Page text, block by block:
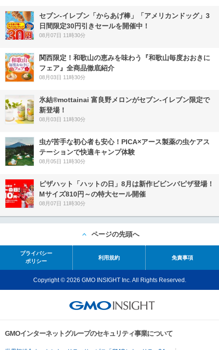
セブン‐イレブン「からあげ棒」「アメリカンドッグ」3
日間限定30円引きセールを開催中！
08月07日 11時30分
関西限定！和歌山の恵みを味わう『和歌山毎度おおきに
フェア』全商品徹底紹介
08月03日 11時30分
氷結®mottainai 富良野メロンがセブン‐イレブン限定で
新登場！
08月03日 11時30分
虫が苦手な初心者も安心！PICA×アース製薬の虫ケアス
テーションで快適キャンプ体験
08月05日 11時30分
ピザハット「ハットの日」8月は新作ビビンバピザ登場！
Mサイズ810円～の特大セール開催
08月07日 11時30分
ページの先頭へ
プライバシー
ポリシー
利用規約 免責事項
Copyright © 2026 GMO INSIGHT Inc. All Rights Reserved.
GMOインターネットグループのセキュリティ事業について